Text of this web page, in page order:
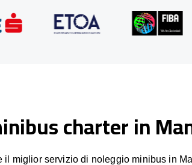
charter in
il miglior servizio di noleggio minibus in